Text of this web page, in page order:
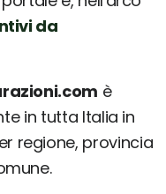
da
è
in tutta Italia in
regione, provincia